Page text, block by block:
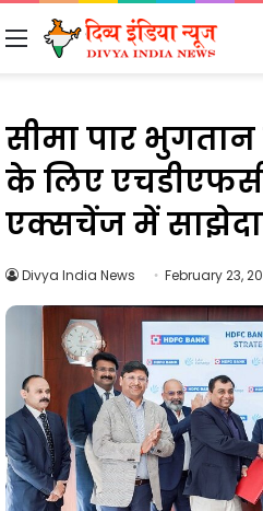
Menu
सीमा पार
के लिए
एक्सचेंज में
Divya India News February 23,